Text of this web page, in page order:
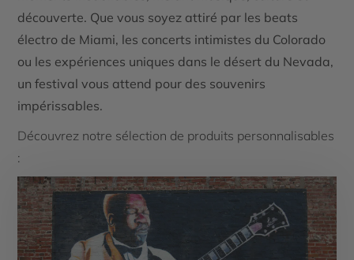
découverte. Que vous soyez attiré par les beats
électro de Miami, les concerts intimistes du Colorado
ou les expériences uniques dans le désert du Nevada,
un festival vous attend pour des souvenirs
impérissables.
Découvrez notre sélection de produits personnalisables
: